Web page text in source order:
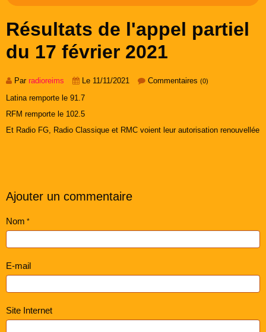
Résultats de l'appel partiel
du 17 février 2021
Par radioreims Le 11/11/2021 Commentaires (0)
Latina remporte le 91.7
RFM remporte le 102.5
Et Radio FG, Radio Classique et RMC voient leur autorisation renouvellée
Ajouter un commentaire
Nom
E-mail
Site Internet